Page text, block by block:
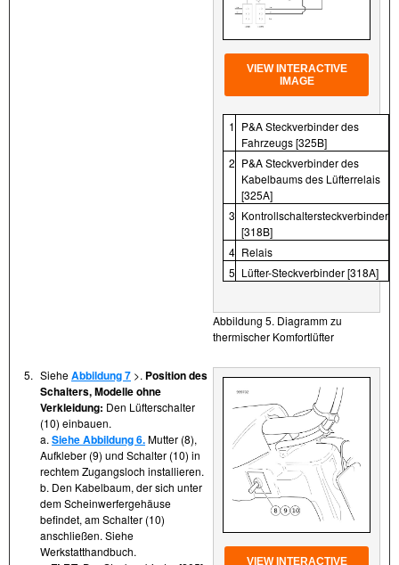
VIEW INTERACTIVE
IMAGE
1 P&A Steckverbinder des
Fahrzeugs [325B]
2 P&A Steckverbinder des
Kabelbaums des Lüfterrelais
[325A]
3 Kontrollschaltersteckverbinder
[318B]
4 Relais
5 Lüfter-Steckverbinder [318A]
Abbildung 5. Diagramm zu
thermischer Komfortlüfter
5. SieheAbbildung 7 >. Position des
Schalters, Modelle ohne
Verkleidung: Den Lüfterschalter
(10) einbauen.
a. Siehe Abbildung 6.Mutter (8),
Aufkleber (9) und Schalter (10) in
rechtem Zugangsloch installieren.
b. Den Kabelbaum, der sich unter
dem Scheinwerfergehäuse
befindet, am Schalter (10)
anschließen. Siehe
Werkstatthandbuch.
VIEW INTERACTIVE